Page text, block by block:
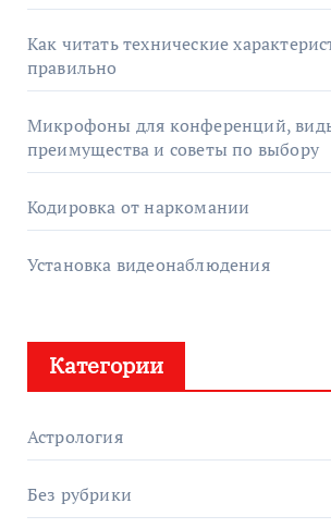
Как читать технические
правильно
Микрофоны для конференций,
преимущества и советы по выбору
Кодировка от наркомании
Установка видеонаблюдения
Категории
Астрология
Без рубрики